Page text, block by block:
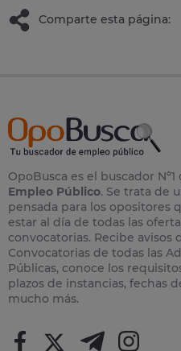
Comparte esta página:
OpoBusca es el buscador Nº1
Empleo Público. Se trata de
pensada para los opositores
estar al día de todas las
convocatorias. Recibe avisos
Convocatorias de todas las
Públicas, conoce los
plazos de instancias, fechas
mucho más.